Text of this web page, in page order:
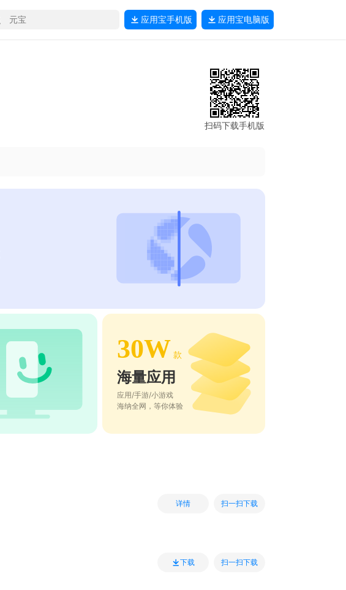
应用宝手机版 应用宝电脑版
扫码下载手机版
30W 款
海量应用
应用/手游/小游戏
海纳全网，等你体验
详情 扫一扫下载
下载 扫一扫下载